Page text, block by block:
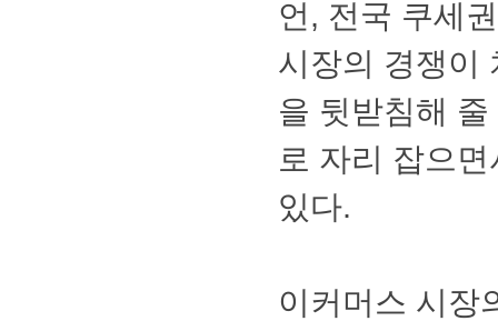
언,전국쿠세
시장의경쟁
을뒷받침해
로자리잡으
있다.
이커머스시장